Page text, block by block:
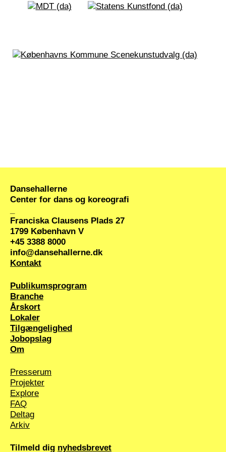
genbrugsgenstande. Den udfordrer
empowerment og køns- og magtrollerne i
samfundet.
Dansehallerne
Center for dans og koreografi
Franciska Clausens Plads 27
1799 København V
+45 3388 8000
info@dansehallerne.dk
Kontakt
Publikums­program
Branche
Årskort
Lokaler
Tilgængelighed
Jobopslag
Om
Presserum
Projekter
Explore
FAQ
Deltag
Arkiv
Tilmeld dig nyhedsbrevet